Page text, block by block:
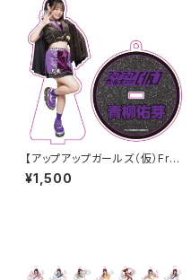
【アップアップガールズ（仮）Fro
m ZERO〜 でっかい夏に向け
ての前哨戦 〜】過去衣装 アクリ
¥1,500